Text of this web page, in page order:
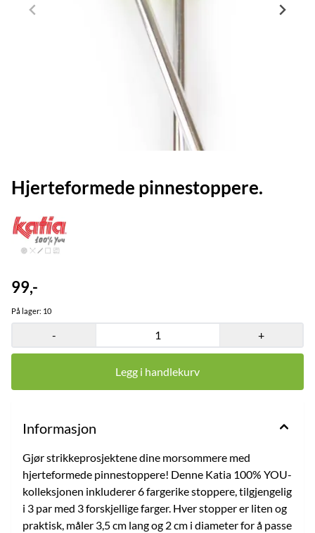
Hjerteformede pinnestoppere.
99,-
På lager: 10
- +
Legg i handlekurv
Informasjon
Gjør strikkeprosjektene dine morsommere med
hjerteformede pinnestoppere! Denne Katia 100% YOU-
kolleksjonen inkluderer 6 fargerike stoppere, tilgjengelig
i 3 par med 3 forskjellige farger. Hver stopper er liten og
praktisk, måler 3,5 cm lang og 2 cm i diameter for å passe